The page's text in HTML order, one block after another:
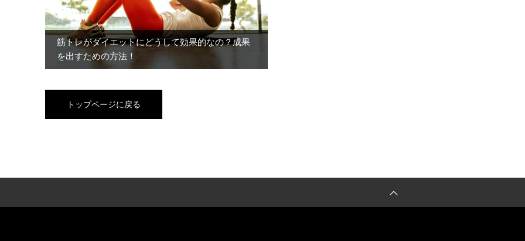
筋トレがダイエットにどうして効果的なの？成果
を出すための方法！
トップページに戻る